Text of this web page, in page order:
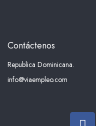
Contáctenos
Republica Dominicana.
info@viaempleo.com